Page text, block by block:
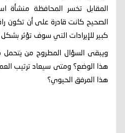
المقابل تخسر المحافظة منشأة
الصحيح كانت قادرة على أن تكون
كبير للإيرادات التي سوف تؤثر
ويبقى السؤال المطروح من يتحمل
هذا الوضع؟ ومتى سيعاد ترتيب
هذا المرفق الحيوي؟